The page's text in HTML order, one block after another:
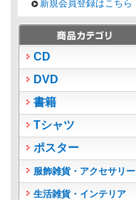
新規会員登録はこちら
CD
DVD
書籍
Tシャツ
ポスター
服飾雑貨・アクセサリー
生活雑貨・インテリア